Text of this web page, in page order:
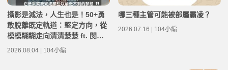
攝影是減法，人生也是！50+勇
敢脫離既定軌道：堅定方向，從
模模糊糊走向清清楚楚 ft. 閔其
慰老師 | 高年級不打烊 x 用 AI
2026.08.04 | 104小編
哪三種主管可能被部屬霸凌？
2026.07.16 | 104小編